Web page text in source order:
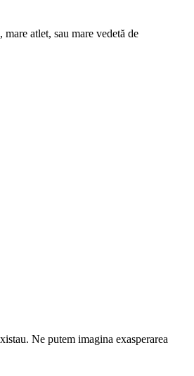
atlet, sau mare vedetă de
Ne putem imagina exasperarea